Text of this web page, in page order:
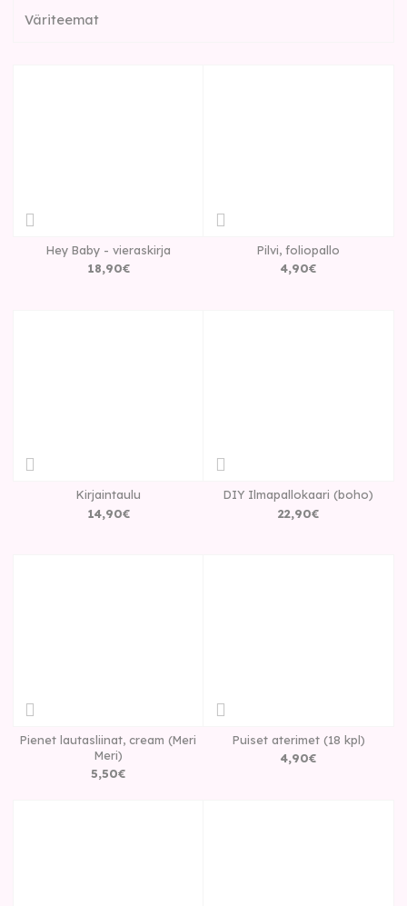
Väriteemat
Hey Baby - vieraskirja
18,90€
Pilvi, foliopallo
4,90€
Kirjaintaulu
14,90€
DIY Ilmapallokaari (boho)
22,90€
Pienet lautasliinat, cream (Meri
Meri)
5,50€
Puiset aterimet (18 kpl)
4,90€